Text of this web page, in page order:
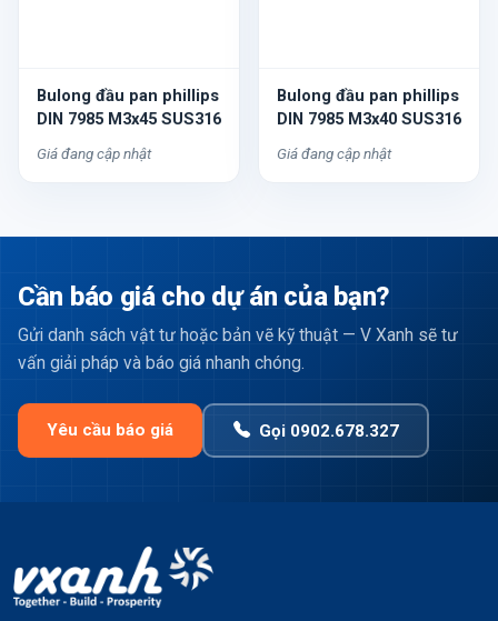
Bulong đầu pan phillips
DIN 7985 M3x45 SUS316
Giá đang cập nhật
Bulong đầu pan phillips
DIN 7985 M3x40 SUS316
Giá đang cập nhật
Cần báo giá cho dự án của bạn?
Gửi danh sách vật tư hoặc bản vẽ kỹ thuật — V Xanh sẽ tư
vấn giải pháp và báo giá nhanh chóng.
Yêu cầu báo giá Gọi 0902.678.327